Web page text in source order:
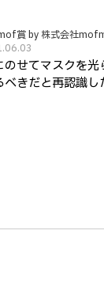
賞 by 株式会社
のせてマスクを
べきだと再認識し